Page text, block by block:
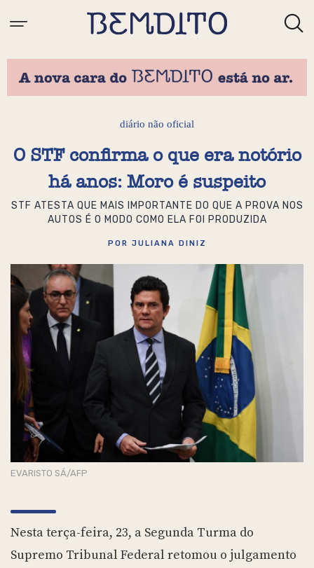
diário não oficial
O STF confirma o que era notório
há anos: Moro é suspeito
STF ATESTA QUE MAIS IMPORTANTE DO QUE A PROVA NOS
AUTOS É O MODO COMO ELA FOI PRODUZIDA
POR JULIANA DINIZ
EVARISTO SÁ/AFP
Nesta terça-feira, 23, a Segunda Turma do
Supremo Tribunal Federal retomou o julgamento